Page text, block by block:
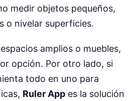
medir objetos pequeños,
o nivelar superficies.
amplios o muebles,
opción. Por otro lado, si
todo en uno para
Ruler App es la solución